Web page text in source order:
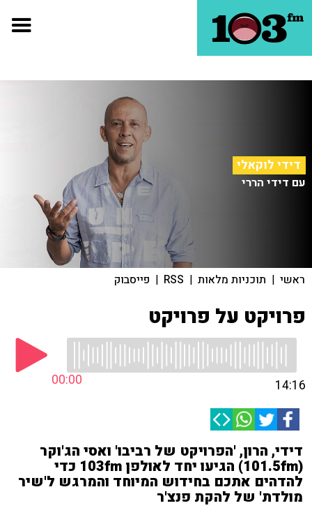
דידי לוקאלי
עם דידי הררי
ראשי | תוכניות מלאות |
RSS
| פייסבוק
פרויקט על פרויקט
00:00 14:16
דידי, הרון, 'הפרויקט של רביבו' ואסי הג'וקר
(101.5fm) הגיעו יחד לאולפן 103fm כדי
להדהים אתכם בחידוש המיוחד והמרגש ל'שיר
מולדת' של להקת פנצ'ר